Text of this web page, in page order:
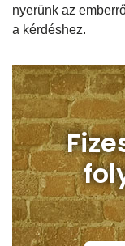
nyerünk az
a kérdéshez.